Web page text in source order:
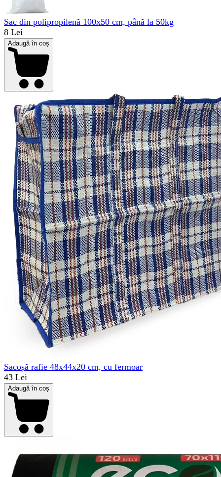
Sac din polipropilenă 100x50 cm, până la 50kg
8 Lei
Adaugă în coș
Sacoșă rafie 48x44x20 cm, cu fermoar
43 Lei
Adaugă în coș